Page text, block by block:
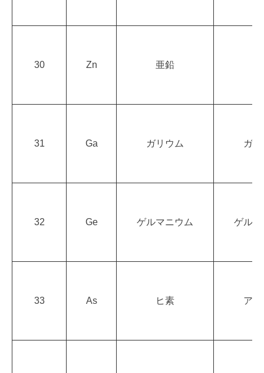
30 Zn 亜鉛
31 Ga ガリウム ガ
32 Ge ゲルマニウム ゲル
33 As ヒ素 ア